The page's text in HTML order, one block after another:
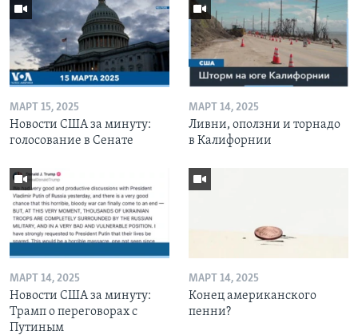
МАРТ 15, 2025
Новости США за минуту:
голосование в Сенате
МАРТ 14, 2025
Ливни, оползни и торнадо
в Калифорнии
МАРТ 14, 2025
Новости США за минуту:
Трамп о переговорах с
Путиным
МАРТ 14, 2025
Конец американского
пенни?